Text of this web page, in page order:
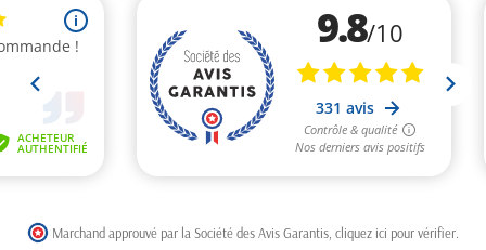
Marchand approuvé par la Société des Avis Garantis, cliquez ici pour vérifier